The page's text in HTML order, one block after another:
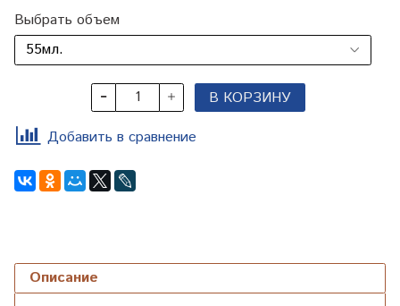
Выбрать объем
В КОРЗИНУ
Добавить в сравнение
Описание